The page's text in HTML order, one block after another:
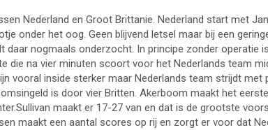
Nederland en Groot Brittanie. Nederland start met
onder het oog. Geen blijvend letsel maar bij een
nogmaals onderzocht. In principe zonder operatie
na vier minuten scoort voor het Nederlands team
vooral inside sterker maar Nederlands team strijdt
is door vier Britten. Akerboom maakt het
maakt er 17-27 van en dat is de grootste
maakt een aantal scores op rij en zorgt er voor dat